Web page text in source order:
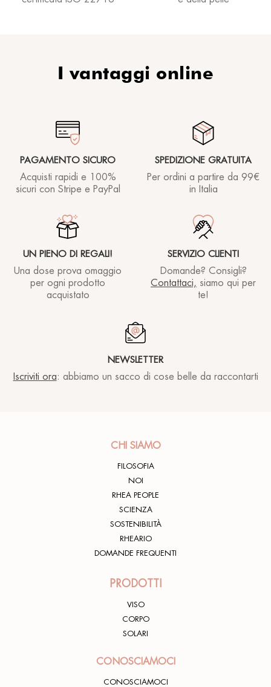
I vantaggi online
PAGAMENTO SICURO
Acquisti rapidi e 100%
sicuri con Stripe e PayPal
SPEDIZIONE GRATUITA
Per ordini a partire da 99€
in Italia
UN PIENO DI REGALI!
Una dose prova omaggio
per ogni prodotto
acquistato
SERVIZIO CLIENTI
Domande? Consigli?
Contattaci, siamo qui per
te!
NEWSLETTER
Iscriviti ora: abbiamo un sacco di cose belle da raccontarti
CHI SIAMO
FILOSOFIA
NOI
RHEA PEOPLE
SCIENZA
SOSTENIBILITÀ
RHEARIO
DOMANDE FREQUENTI
PRODOTTI
VISO
CORPO
SOLARI
CONOSCIAMOCI
CONOSCIAMOCI